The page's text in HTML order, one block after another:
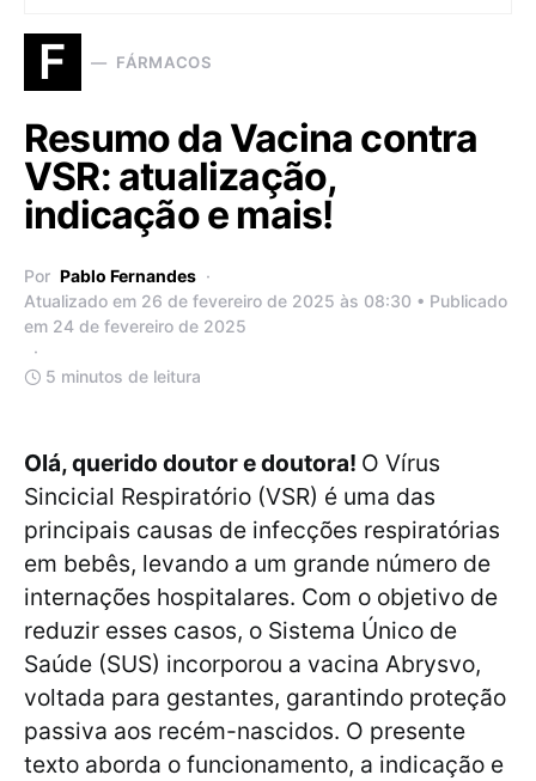
F FÁRMACOS
Resumo da Vacina contra
VSR: atualização,
indicação e mais!
Por Pablo Fernandes
Atualizado em 26 de fevereiro de 2025 às 08:30 • Publicado
em 24 de fevereiro de 2025
5 minutos de leitura
Olá, querido doutor e doutora! O Vírus
Sincicial Respiratório (VSR) é uma das
principais causas de infecções respiratórias
em bebês, levando a um grande número de
internações hospitalares. Com o objetivo de
reduzir esses casos, o Sistema Único de
Saúde (SUS) incorporou a vacina Abrysvo,
voltada para gestantes, garantindo proteção
passiva aos recém-nascidos. O presente
texto aborda o funcionamento, a indicação e